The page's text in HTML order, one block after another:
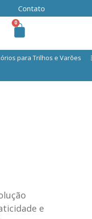
Contato
0
para Trilhos e Varões
e